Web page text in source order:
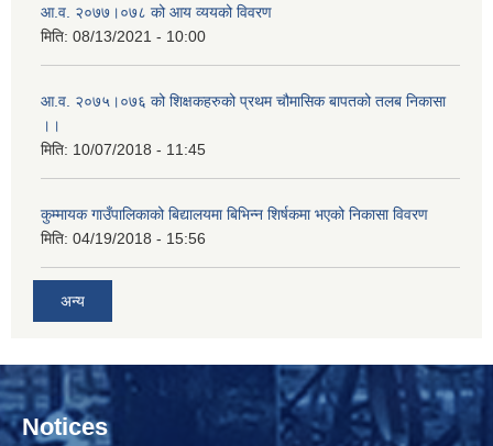
आ.व. २०७७।०७८ को आय व्ययको विवरण
मिति: 08/13/2021 - 10:00
आ.व. २०७५।०७६ को शिक्षकहरुको प्रथम चौमासिक बापतको तलब निकासा
।।
मिति: 10/07/2018 - 11:45
कुम्मायक गाउँपालिकाको बिद्यालयमा बिभिन्न शिर्षकमा भएको निकासा विवरण
मिति: 04/19/2018 - 15:56
अन्य
Notices